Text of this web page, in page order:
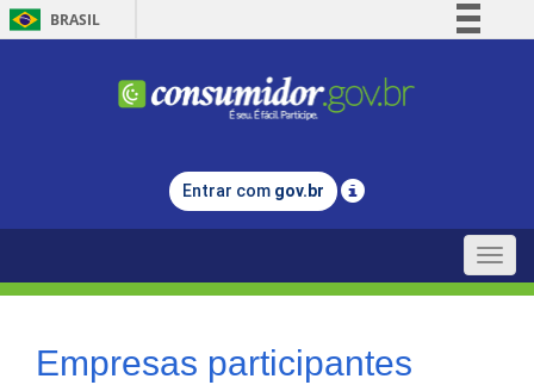
BRASIL
Comunica BR
Legislação
Entrar com gov.br
Toggle
Empresas participantes